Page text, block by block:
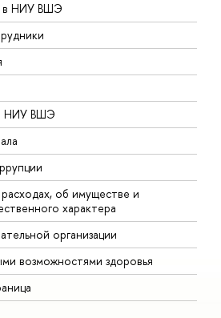
в НИУ ВШЭ
НИУ ВШЭ
об имуществе и
характера
организации
возможностями здоровья